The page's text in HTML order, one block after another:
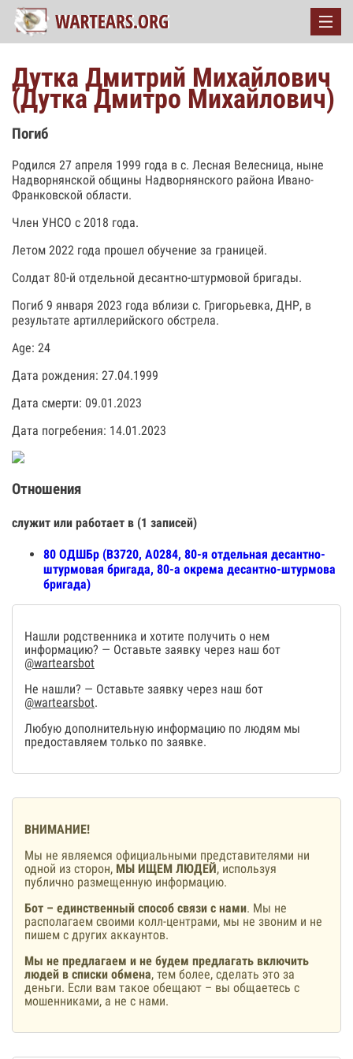
Дутка Дмитрий Михайлович
(Дутка Дмитро Михайлович)
Погиб
Родился 27 апреля 1999 года в с. Лесная Велесница, ныне
Надворнянской общины Надворнянского района Ивано-
Франковской области.
Член УНСО с 2018 года.
Летом 2022 года прошел обучение за границей.
Солдат 80-й отдельной десантно-штурмовой бригады.
Погиб 9 января 2023 года вблизи с. Григорьевка, ДНР, в
результате артиллерийского обстрела.
Age: 24
Дата рождения: 27.04.1999
Дата смерти: 09.01.2023
Дата погребения: 14.01.2023
Отношения
служит или работает в (1 записей)
80 ОДШБр (В3720, А0284, 80-я отдельная десантно-
штурмовая бригада, 80-а окрема десантно-штурмова
бригада)
Нашли родственника и хотите получить о нем
информацию? — Оставьте заявку через наш бот
@wartearsbot
Не нашли? — Оставьте заявку через наш бот
@wartearsbot.
Любую дополнительную информацию по людям мы
предоставляем только по заявке.
ВНИМАНИЕ!
Мы не являемся официальными представителями ни
одной из сторон, МЫ ИЩЕМ ЛЮДЕЙ, используя
публично размещенную информацию.
Бот – единственный способ связи с нами. Мы не
располагаем своими колл-центрами, мы не звоним и не
пишем с других аккаунтов.
Мы не предлагаем и не будем предлагать включить
людей в списки обмена, тем более, сделать это за
деньги. Если вам такое обещают – вы общаетесь с
мошенниками, а не с нами.